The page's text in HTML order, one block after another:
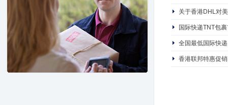
关于香港DHL对
国际快递TNT包
全国最低国际快
香港联邦特惠促